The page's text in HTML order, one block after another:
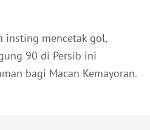
insting mencetak gol,
90 di Persib ini
bagi Macan Kemayoran.